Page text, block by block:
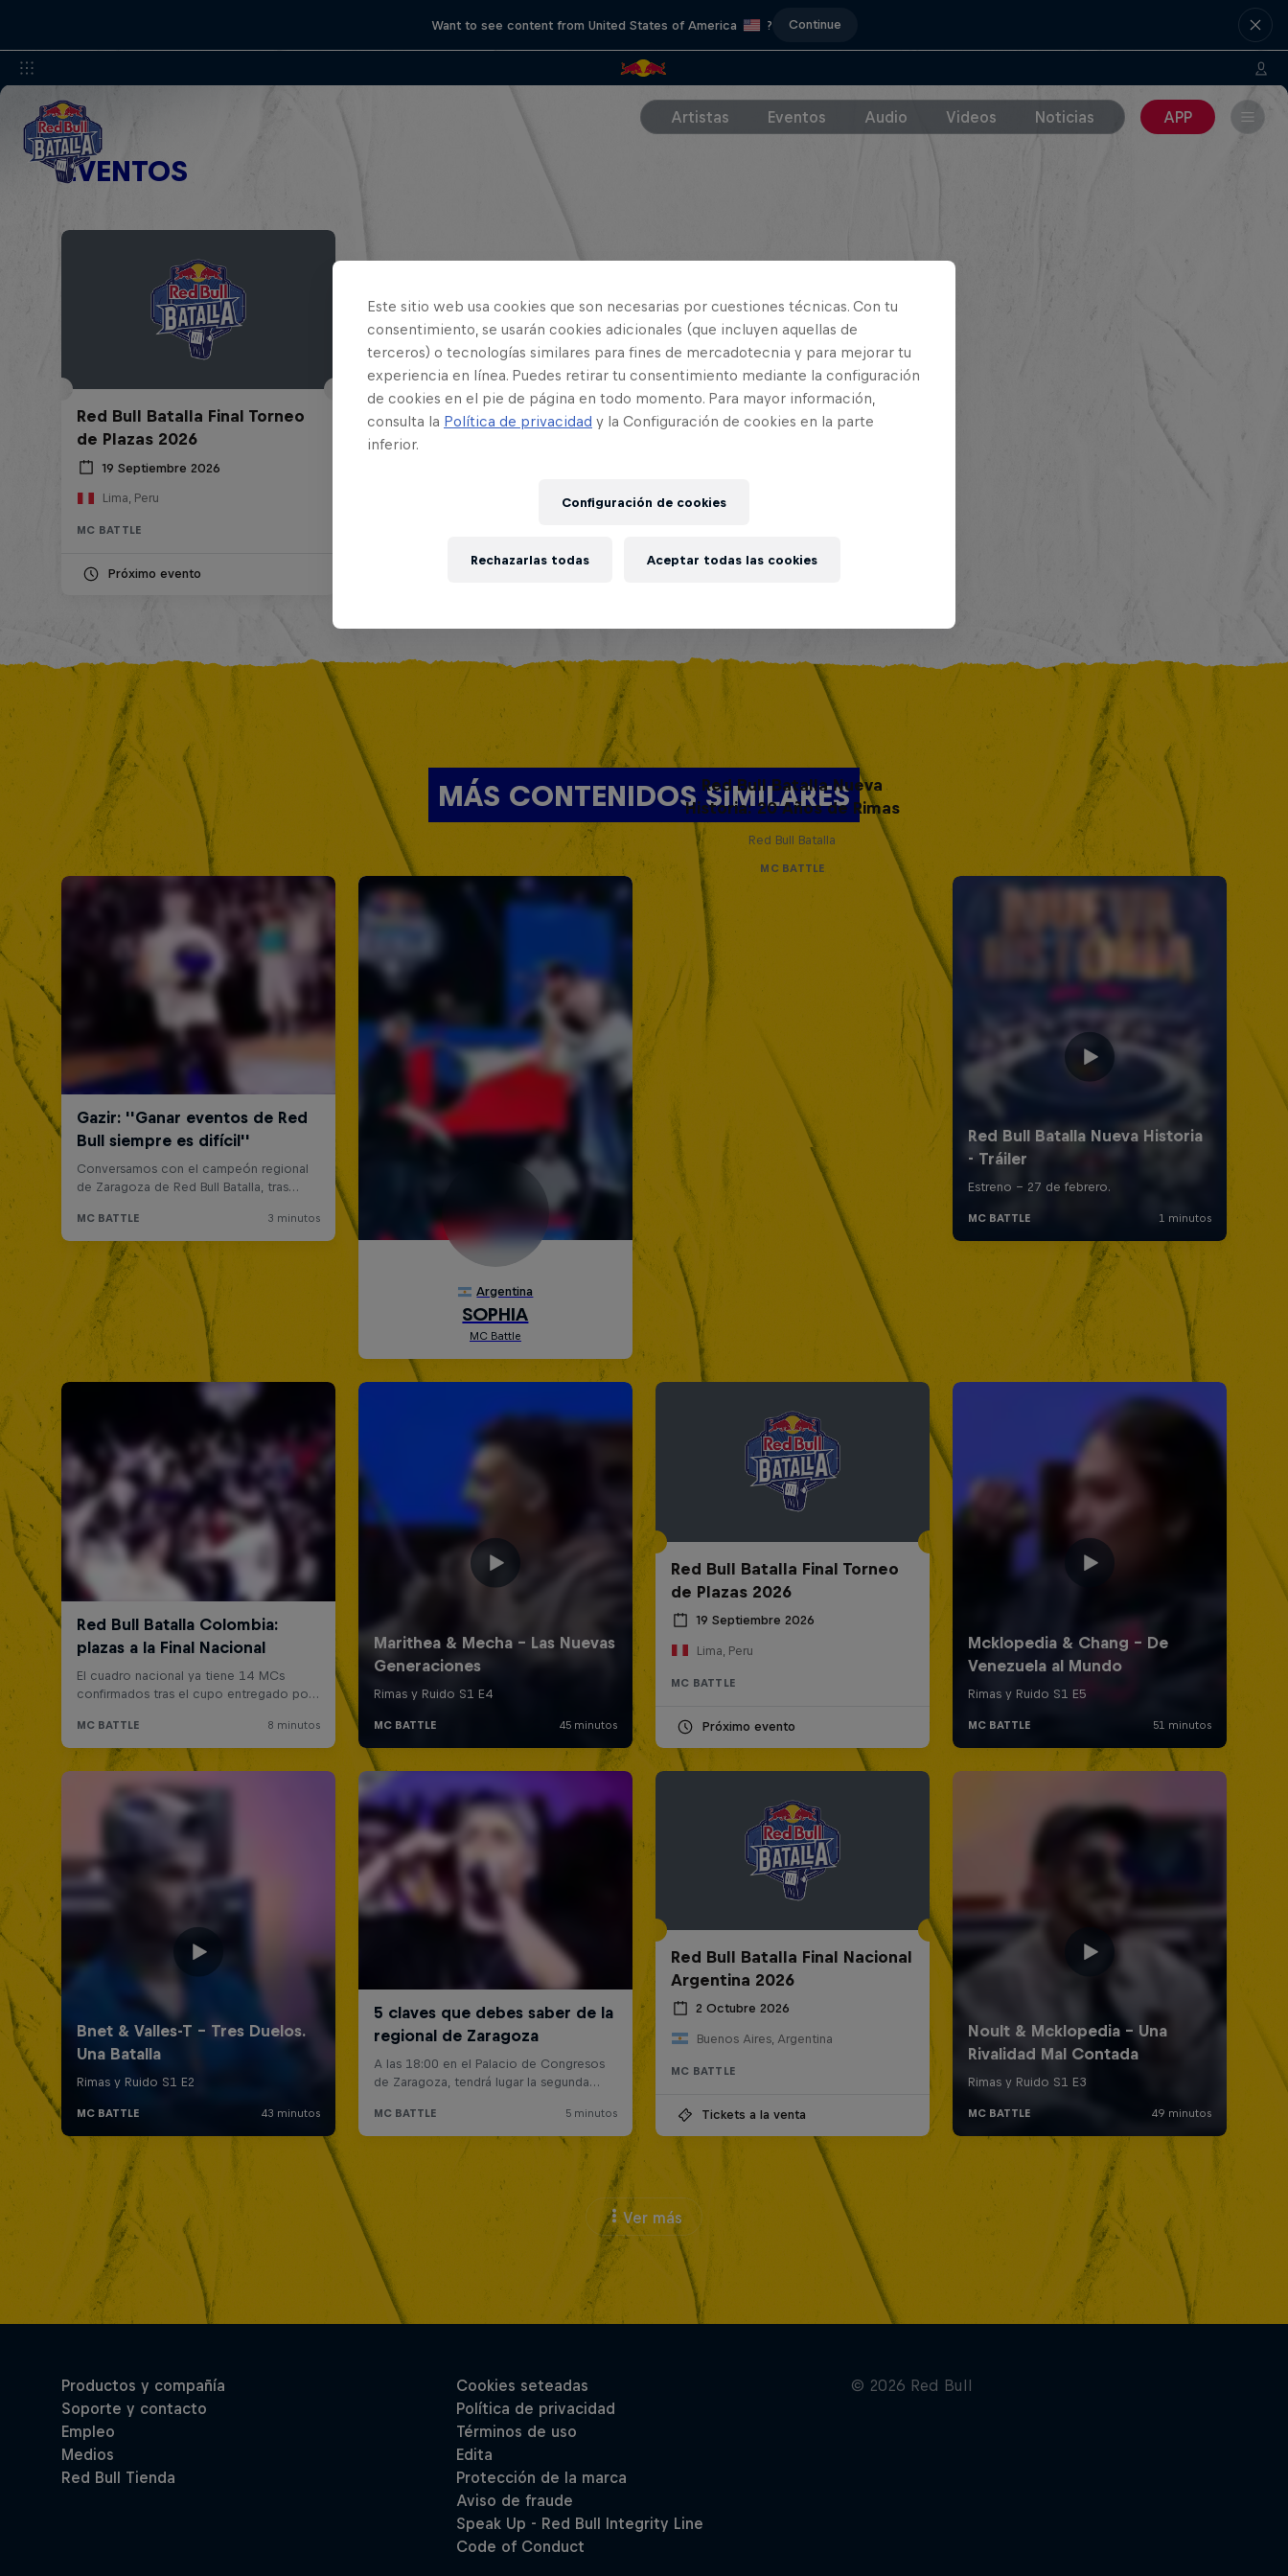
Want to see content from United States of America ? Continue
Artistas Eventos Audio Videos Noticias APP
EVENTOS
Red Bull Batalla Final Torneo
de Plazas 2026
19 Septiembre 2026
Lima, Peru
MC BATTLE
Próximo evento
MÁS CONTENIDOS SIMILARES
Red Bull Batalla Nueva
Historia: 20 Años de Rimas
Red Bull Batalla
MC BATTLE
Red Bull Batalla Final Torneo
de Plazas 2026
19 Septiembre 2026
Lima, Peru
MC BATTLE
Próximo evento
Red Bull Batalla Final Nacional
Argentina 2026
2 Octubre 2026
Buenos Aires, Argentina
MC BATTLE
Tickets a la venta
Ver más
Este sitio web usa cookies que son necesarias por cuestiones técnicas. Con tu
consentimiento, se usarán cookies adicionales (que incluyen aquellas de
terceros) o tecnologías similares para fines de mercadotecnia y para mejorar tu
experiencia en línea. Puedes retirar tu consentimiento mediante la configuración
de cookies en el pie de página en todo momento. Para mayor información,
consulta la Política de privacidad y la Configuración de cookies en la parte
inferior.
Configuración de cookies
Rechazarlas todas Aceptar todas las cookies